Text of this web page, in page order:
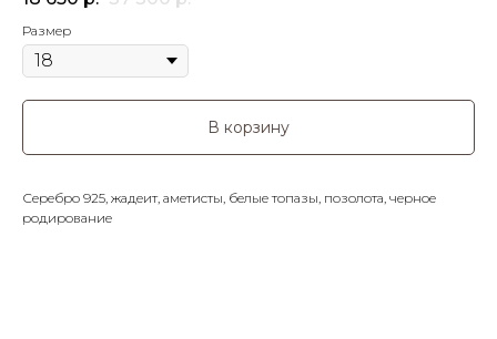
Размер
В корзину
Серебро 925, жадеит, аметисты, белые топазы, позолота, черное
родирование